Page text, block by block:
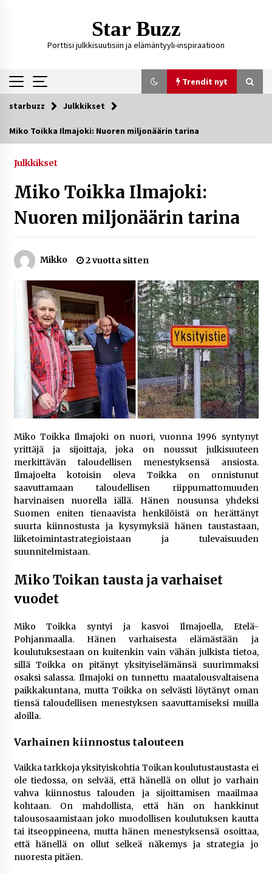
Star Buzz
Porttisi julkkisuutisiin ja elämäntyyli-inspiraatioon
Trendit nyt
Trendit nyt
Ali Leiniö vankila – mitä väitteistä tiedetään?
5 päivää sitten
Matti Koivisto toimittaja ikä – mitä Ylen
6 päivää sitten
Netflix, YouTube, TikTok, pelit ja nettikasinot
osana samaa ilmiötä
1 viikko sitten
Jaakko Selin puoliso Simo – pitkä
rakkaustarina, elämäntyö ja ura
2 viikkoa sitten
modernin maksuteknologian avulla
2 viikkoa sitten
Nina Rung – rikollisuuden tutkija ja väkivallan
ehkäisyn näkyvä ääni
2 viikkoa sitten
Pia Töyli – tapaus, joka jäi osaksi Suomen
Uutisankkuri Jan Andersson vaimo – faktat ja
huhut
4 viikkoa sitten
Pamela Anderson ikä, ura ja elämä
suomalaisten pelaajien on hyvä tietää
1 kuukausi sitten
starbuzz Julkkikset
Miko Toikka Ilmajoki: Nuoren miljonäärin tarina
Julkkikset
Miko Toikka Ilmajoki:
Nuoren miljonäärin tarina
Mikko 2 vuotta sitten
Miko Toikka Ilmajoki on nuori, vuonna 1996 syntynyt
yrittäjä ja sijoittaja, joka on noussut julkisuuteen
merkittävän taloudellisen menestyksensä ansiosta.
Ilmajoelta kotoisin oleva Toikka on onnistunut
saavuttamaan taloudellisen riippumattomuuden
harvinaisen nuorella iällä. Hänen nousunsa yhdeksi
Suomen eniten tienaavista henkilöistä on herättänyt
suurta kiinnostusta ja kysymyksiä hänen taustastaan,
liiketoimintastrategioistaan ja tulevaisuuden
suunnitelmistaan.
Miko Toikan tausta ja varhaiset
vuodet
Miko Toikka syntyi ja kasvoi Ilmajoella, Etelä-
Pohjanmaalla. Hänen varhaisesta elämästään ja
koulutuksestaan on kuitenkin vain vähän julkista tietoa,
sillä Toikka on pitänyt yksityiselämänsä suurimmaksi
osaksi salassa. Ilmajoki on tunnettu maatalousvaltaisena
paikkakuntana, mutta Toikka on selvästi löytänyt oman
tiensä taloudellisen menestyksen saavuttamiseksi muilla
aloilla.
Varhainen kiinnostus talouteen
Vaikka tarkkoja yksityiskohtia Toikan koulutustaustasta ei
ole tiedossa, on selvää, että hänellä on ollut jo varhain
vahva kiinnostus talouden ja sijoittamisen maailmaa
kohtaan. On mahdollista, että hän on hankkinut
talousosaamistaan joko muodollisen koulutuksen kautta
tai itseoppineena, mutta hänen menestyksensä osoittaa,
että hänellä on ollut selkeä näkemys ja strategia jo
nuoresta pitäen.